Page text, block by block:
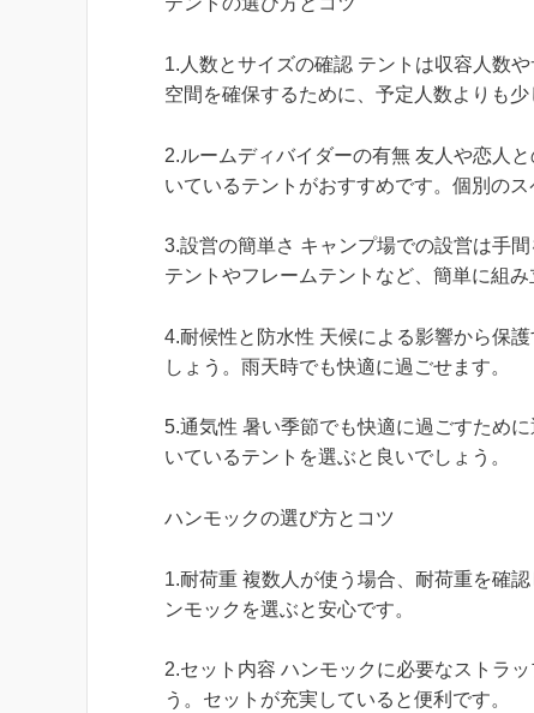
1.人数とサイズの確認 テントは収容人数
空間を確保するために、予定人数よりも
2.ルームディバイダーの有無 友人や恋人
いているテントがおすすめです。個別のス
3.設営の簡単さ キャンプ場での設営は手
テントやフレームテントなど、簡単に組み
4.耐候性と防水性 天候による影響から保
しょう。雨天時でも快適に過ごせます。
5.通気性 暑い季節でも快適に過ごすため
いているテントを選ぶと良いでしょう。
ハンモックの選び方とコツ
1.耐荷重 複数人が使う場合、耐荷重を確
ンモックを選ぶと安心です。
2.セット内容 ハンモックに必要なストラ
う。セットが充実していると便利です。